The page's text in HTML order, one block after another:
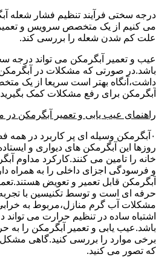
درجه سختی فرآیند تنظیم فشار شعله
می کنیم از یک متخصص سرویس و تعمیر
علت کم شدن شعله را بررسی کند.
عیب و تعمیر آبگرمکن می تواند درجه
باشد.در صورتی که مشکلات در
داشت،آنگاه بهتر است سریعا از یک
آبگرمکن برای رفع مشکلات کمک
راهنمای عیب یابی و تعمیر آبگرمکن در
۰آبگرمکن وسیله ای پر کاربرد در
روزها این آبگرمکن های دیواری و
خانه را تامین می کنند.کارکرد مداوم
و فرسودگی اجزای داخلی را به همراه
آبگرمکن قابل تعمیر و تعویض
حرفه ای است و توسط تکنیسین با
مشکلات آب گرم منازل،مربوط به
اشتباه ساده در تنظیم حرارت می تواند
باشد.عیب یابی و تعمیر آبگرمکن را به
برخی موارد را بررسی کنید.گاهی
که تصور می کنید.